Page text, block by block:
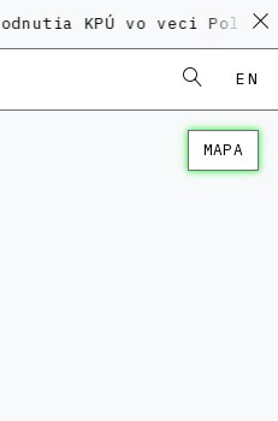
vo veci
EN
MAPA